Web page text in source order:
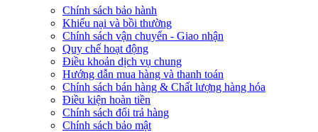
Chính sách bảo hành
Khiếu nại và bồi thường
Chính sách vận chuyển - Giao nhận
Quy chế hoạt động
Điều khoản dịch vụ chung
Hướng dẫn mua hàng và thanh toán
Chính sách bán hàng & Chất lượng hàng hóa
Điều kiện hoàn tiền
Chính sách đổi trả hàng
Chính sách bảo mật